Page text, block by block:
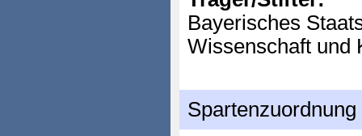
Bayerisches
Wissenschaft und
Spartenzuordnung